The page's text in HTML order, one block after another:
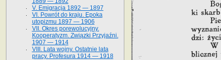
V. Emigracja 1892 — 1897
VI. Powrót do kraju. Epoka
utopizmu 1897 — 1906
VII. Okres porewolucyjny.
Kooperatyzm. Związki Przyjaźni.
1907 — 1914
VIII. Lata wojny. Ostatnie lata
pracy. Profesura 1914 — 1918